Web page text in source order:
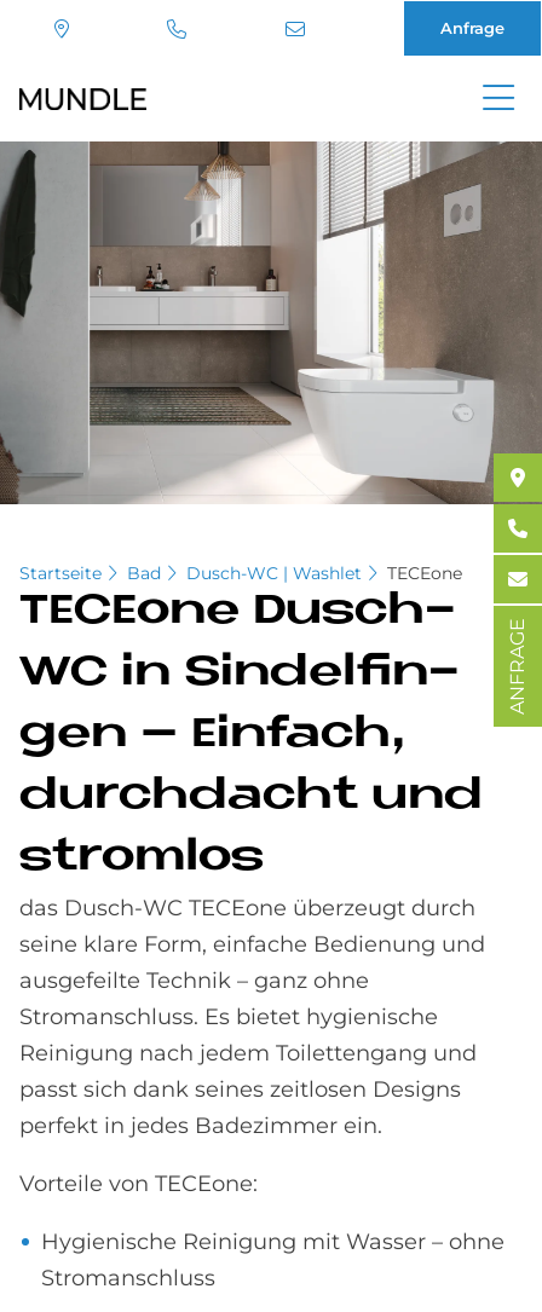
Direkt
zum
Inhalt
Anfrage
Startseite Bad Dusch-WC | Washlet TECEone
TE­CE­o­ne Dusch-
WC in Sin­del­fin­
gen – Ein­fach,
durch­dacht und
strom­los
das Dusch-WC TECEone überzeugt durch
seine klare Form, einfache Bedienung und
ausgefeilte Technik – ganz ohne
Stromanschluss. Es bietet hygienische
Reinigung nach jedem Toilettengang und
passt sich dank seines zeitlosen Designs
perfekt in jedes Badezimmer ein.
Vorteile von TECEone:
Hygienische Reinigung mit Wasser – ohne
Stromanschluss
ANFRAGE